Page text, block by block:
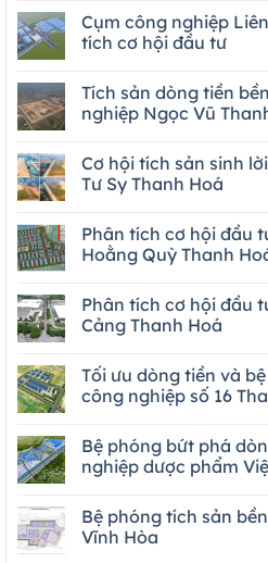
Cụm công nghiệp
tích cơ hội đầu tư
Tích sản dòng tiền
nghiệp Ngọc Vũ
Cơ hội tích sản sinh
Tư Sy Thanh Hoá
Phân tích cơ hội đầu
Hoằng Quỳ Thanh
Phân tích cơ hội đầu
Cảng Thanh Hoá
Tối ưu dòng tiền và
công nghiệp số 16
Bệ phóng bứt phá
nghiệp dược phẩm
Bệ phóng tích sản
Vĩnh Hòa